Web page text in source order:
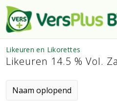
Likeuren en Likorettes
Likeuren 14.5 % Vol.